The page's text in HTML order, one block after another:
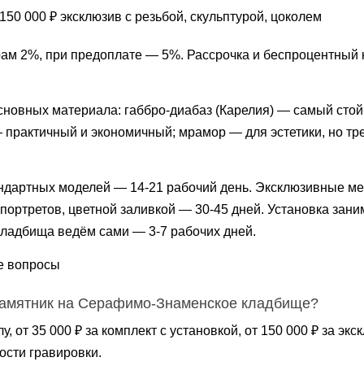
000 ₽ эксклюзив с резьбой, скульптурой, цоколем
2%, при предоплате — 5%. Рассрочка и беспроцентный
материала: габбро-диабаз (Карелия) — самый
и экономичный; мрамор — для эстетики, но
моделей — 14-21 рабочий день. Эксклюзивные
цветной заливкой — 30-45 дней. Установка
ведём сами — 3-7 рабочих дней.
вопросы
на Серафимо-Знаменское кладбище?
от 35 000 ₽ за комплект с установкой, от 150 000 ₽ за
гравировки.